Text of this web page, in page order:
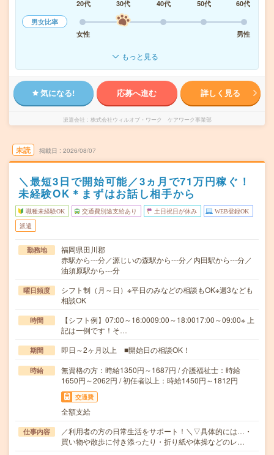
20代 30代 40代 50代
60代
男女比率
女性
男性
もっと見る
気になる! 応募へ進む 詳しく見る
派遣会社 株式会社ウィルオブ・ワーク ケアワーク事業部
未読 掲載日 2026/08/07
＼最短3日で開始可能／3ヵ月で71万円稼ぐ！
未経験OK＊まずはお話し相手から
職種未経験OK 交通費別途支給あり 土日祝日が休み WEB登録OK
派遣
勤務地
福岡県田川郡
赤駅から---分／源じいの森駅から---分／内田駅から---分／
油須原駅から---分
曜日頻度
シフト制（月～日）※平日のみなどの相談もOK※週3なども
相談OK
時間
【シフト例】07:00～16:0009:00～18:0017:00～09:00※ 上
記は一例です！そ…
期間 即日～2ヶ月以上 ■開始日の相談OK！
時給
無資格の方：時給1350円～1687円 / 介護福祉士：時給
1650円～2062円 / 初任者以上：時給1450円～1812円
交通費
全額支給
仕事内容
／利用者の方の日常生活をサポート！＼▽具体的には…・
買い物や散歩に付き添ったり・折り紙や体操などのレ…